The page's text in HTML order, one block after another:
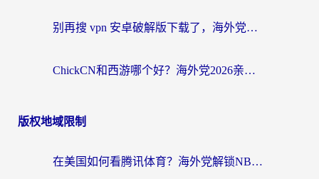
别再搜 vpn 安卓破解版下载了，海外党回国上网的正确姿势在这里
ChickCN和西游哪个好？海外党2026亲测回国加速器选择指南（附expressvpn中国对比）
版权地域限制
在美国如何看腾讯体育？海外党解锁NBA欧洲杯直播的终极攻略